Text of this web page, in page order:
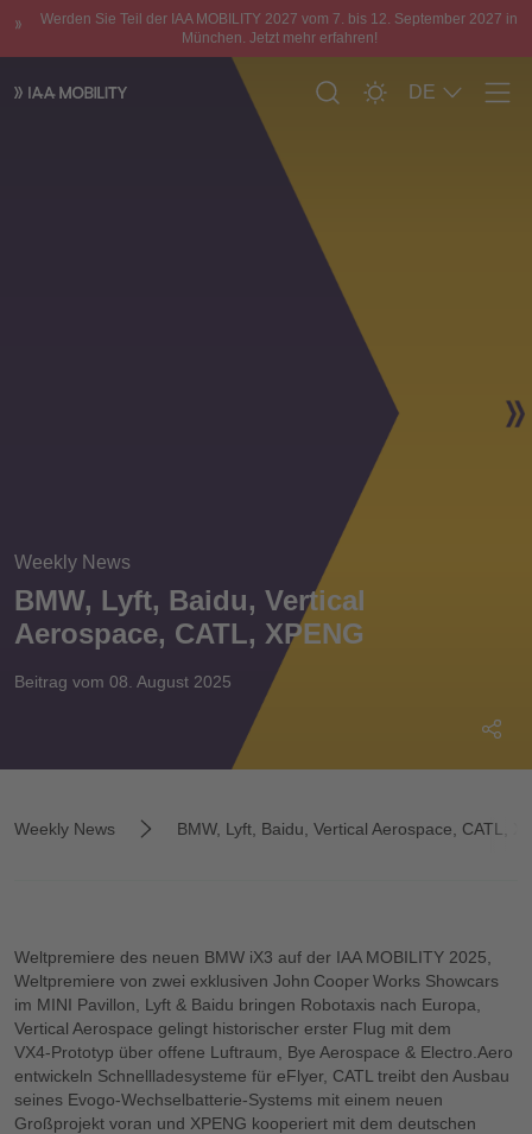
Werden Sie Teil der IAA MOBILITY 2027 vom 7. bis 12. September 2027 in
München. Jetzt mehr erfahren!
DE
Weekly News
BMW, Lyft, Baidu, Vertical
Aerospace, CATL, XPENG
Beitrag vom 08. August 2025
Weekly News BMW, Lyft, Baidu, Vertical Aerospace, CATL,
Weltpremiere des neuen BMW iX3 auf der IAA MOBILITY 2025,
Weltpremiere von zwei exklusiven John Cooper Works Showcars
im MINI Pavillon, Lyft & Baidu bringen Robotaxis nach Europa,
Vertical Aerospace gelingt historischer erster Flug mit dem
VX4‑Prototyp über offene Luftraum, Bye Aerospace & Electro.Aero
entwickeln Schnellladesysteme für eFlyer, CATL treibt den Ausbau
seines Evogo‑Wechselbatterie‑Systems mit einem neuen
Großprojekt voran und XPENG kooperiert mit dem deutschen